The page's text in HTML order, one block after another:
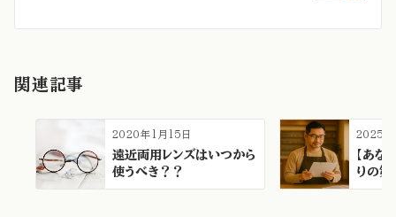
ン
関連記事
2020年1月15日
遠近両用レンズはいつから
使うべき？？
2025
【あな
りの第